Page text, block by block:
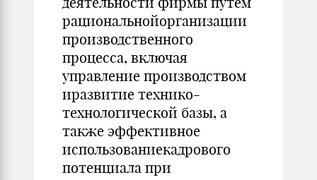
рациональнойорганизации
производственного
процесса, включая
управление производством
иразвитие технико-
технологической базы, а
также эффективное
использованиекадрового
потенциала при